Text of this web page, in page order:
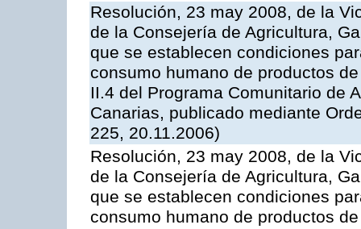
Resolución, 23 may 2008, de la
de la Consejería de Agricultura,
que se establecen condiciones
consumo humano de productos
II.4 del Programa Comunitario de
Canarias, publicado mediante
225, 20.11.2006)
Resolución, 23 may 2008, de la
de la Consejería de Agricultura,
que se establecen condiciones
consumo humano de productos